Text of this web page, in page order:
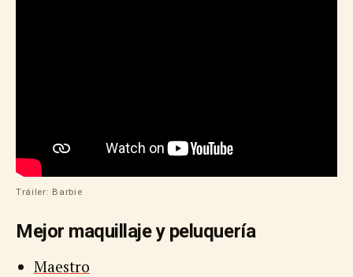
Tráiler: Barbie
Mejor maquillaje y peluquería
Maestro